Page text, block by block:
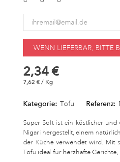
WENN LIEFERBAR, BITTE
2,34 €
7,62 € / Kg
Kategorie: Tofu Referenz:
Super Soft ist ein köstlicher
Nigari hergestellt, einem
der Küche verwendet wird. Mit
Tofu ideal für herzhafte